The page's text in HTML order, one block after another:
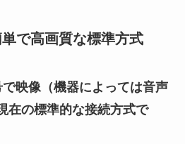
で高画質な標準方式
映像（機器によっては音声
在の標準的な接続方式で